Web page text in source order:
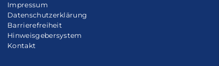
Impressum
Datenschutzerklärung
Barrierefreiheit
Hinweisgebersystem
Kontakt